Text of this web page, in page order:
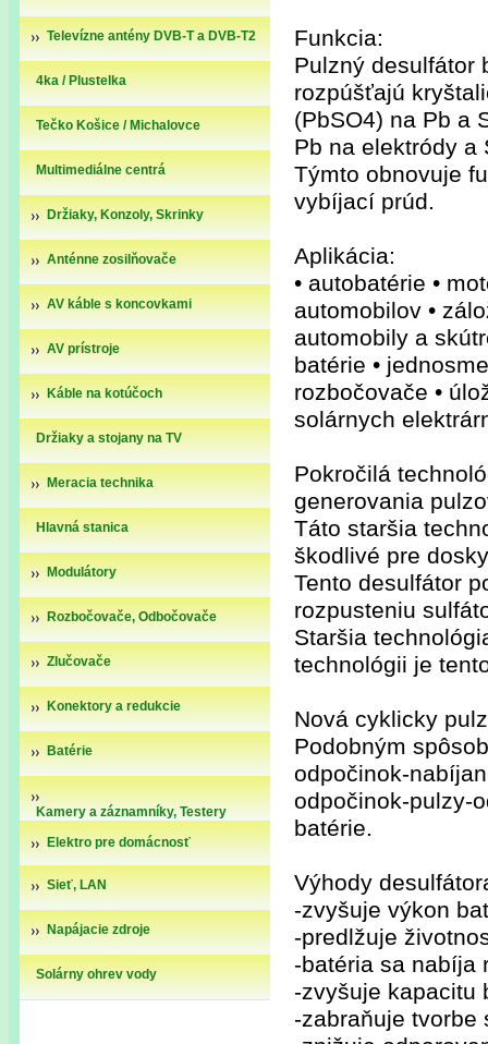
Televízne antény DVB-T a DVB-T2
4ka / Plustelka
Tečko Košice / Michalovce
Multimediálne centrá
Držiaky, Konzoly, Skrinky
Anténne zosilňovače
AV káble s koncovkami
AV prístroje
Káble na kotúčoch
Držiaky a stojany na TV
Meracia technika
Hlavná stanica
Modulátory
Rozbočovače, Odbočovače
Zlučovače
Konektory a redukcie
Batérie
Kamery a záznamníky, Testery
Elektro pre domácnosť
Sieť, LAN
Napájacie zdroje
Solárny ohrev vody
Funkcia:
Pulzný desulfátor
rozpúšťajú
(PbSO4) na Pb a
Pb na elektródy a
Týmto obnovuje
vybíjací prúd.
Aplikácia:
• autobatérie •
automobilov •
automobily a
batérie •
rozbočovače •
solárnych
Pokročilá
generovania
Táto staršia
škodlivé pre
Tento desulfátor
rozpusteniu
Staršia
technológii je
Nová cyklicky
Podobným
odpočinok-
odpočinok-pulzy-
batérie.
Výhody
-zvyšuje výkon
-predlžuje
-batéria sa nabíja
-zvyšuje kapacitu
-zabraňuje tvorbe